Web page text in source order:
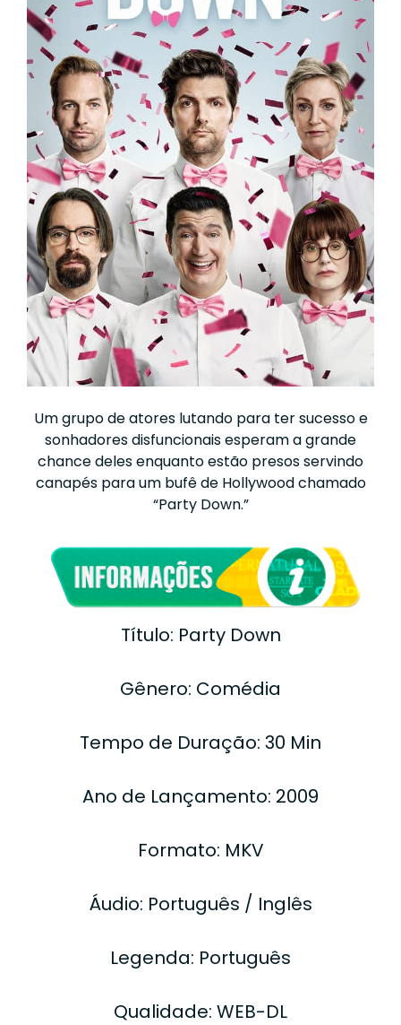
Um grupo de atores lutando para ter sucesso e
sonhadores disfuncionais esperam a grande
chance deles enquanto estão presos servindo
canapés para um bufê de Hollywood chamado
“Party Down.”
Título: Party Down
Gênero: Comédia
Tempo de Duração: 30 Min
Ano de Lançamento: 2009
Formato: MKV
Áudio: Português / Inglês
Legenda: Português
Qualidade: WEB-DL